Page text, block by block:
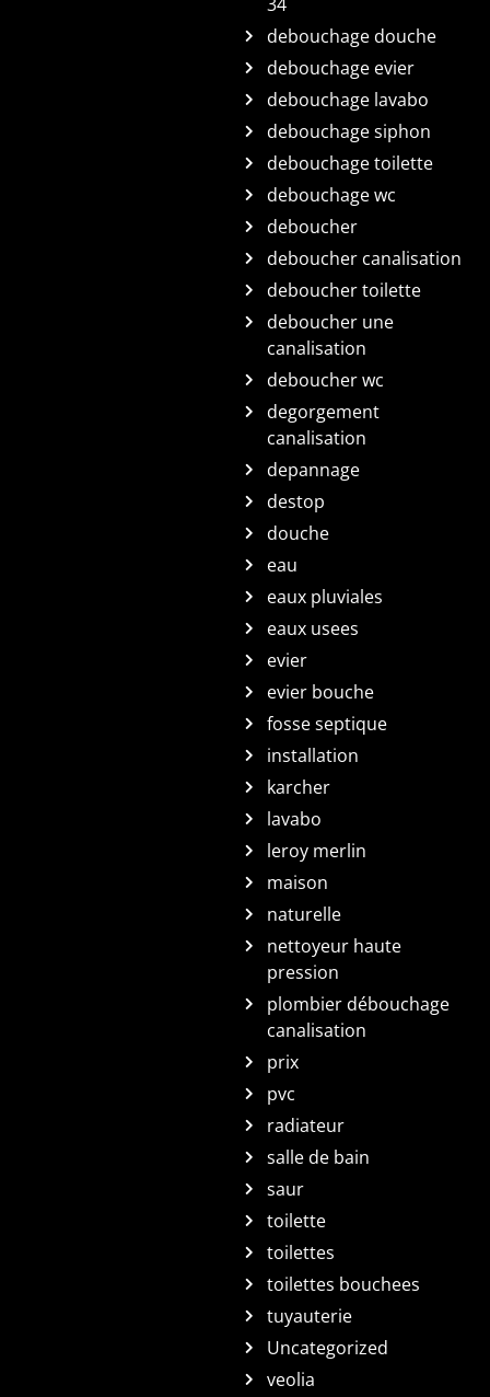
debouchage douche
debouchage evier
debouchage lavabo
debouchage siphon
debouchage toilette
debouchage wc
deboucher
deboucher canalisation
deboucher toilette
deboucher une
canalisation
deboucher wc
degorgement
canalisation
depannage
destop
douche
eau
eaux pluviales
eaux usees
evier
evier bouche
fosse septique
installation
karcher
lavabo
leroy merlin
maison
naturelle
nettoyeur haute
pression
plombier débouchage
canalisation
prix
pvc
radiateur
salle de bain
saur
toilette
toilettes
toilettes bouchees
tuyauterie
Uncategorized
veolia